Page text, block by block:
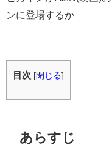
ンに登場するか
目次 [閉じる]
あらすじ